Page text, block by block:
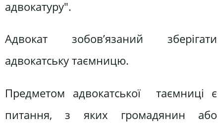
адвокатуру".
Адвокат зобов’язаний зберігати
адвокатську таємницю.
Предметом адвокатської таємниці є
питання, з яких громадянин або